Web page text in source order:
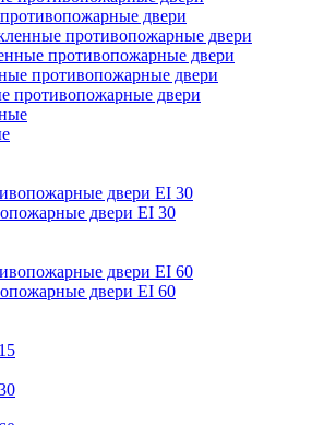
двери
противопожарные двери
противопожарные двери
двери EI 30
двери EI 60